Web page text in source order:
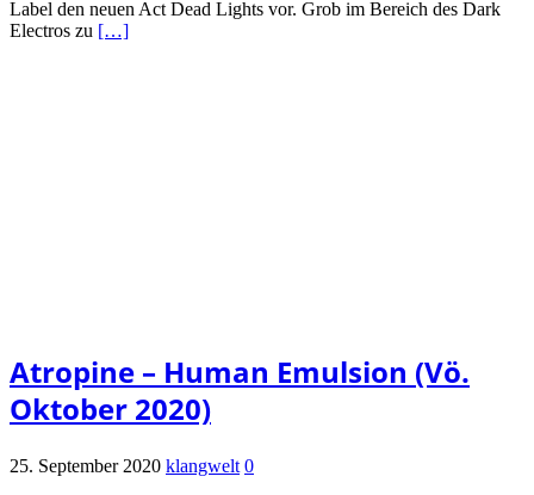
Label den neuen Act Dead Lights vor. Grob im Bereich des Dark
Electros zu […]
Atropine – Human Emulsion (Vö.
Oktober 2020)
25. September 2020 klangwelt 0